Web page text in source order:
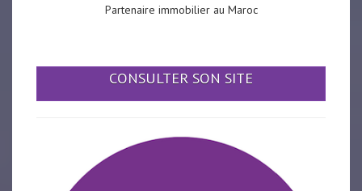
Partenaire immobilier au Maroc
CONSULTER SON SITE